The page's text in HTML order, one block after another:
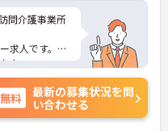
問介護事業所
求人です。生
す。
がら経験を積
合わせくださ
無料
最新の募集状況を問
い合わせる